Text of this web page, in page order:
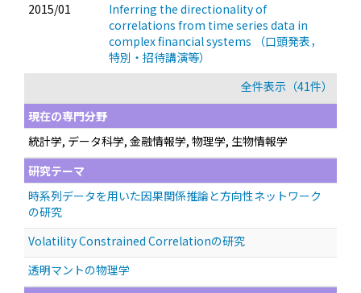
2015/01
Inferring the directionality of
correlations from time series data in
complex financial systems
（口頭発表，
特別・招待講演等）
全件表示（41件）
現在の専門分野
統計学, データ科学, 金融情報学, 物理学, 生物情報学
研究テーマ
時系列データを用いた因果関係推論と方向性ネットワーク
の研究
Volatility Constrained Correlationの研究
透明マントの物理学